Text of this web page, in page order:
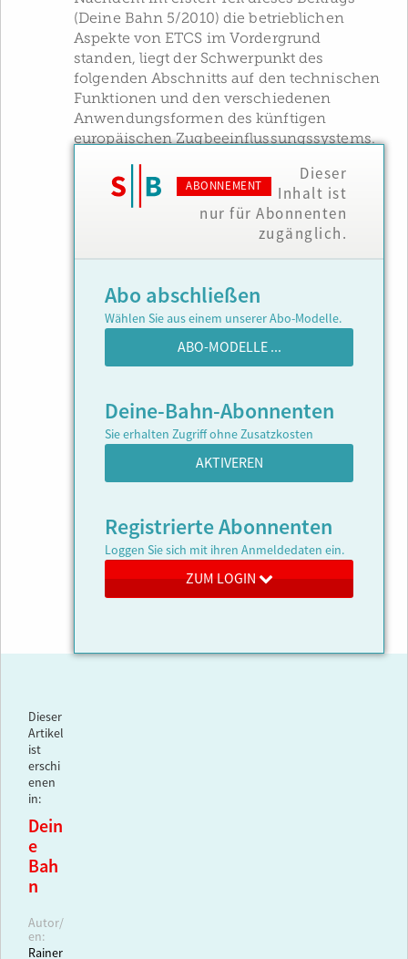
(Deine Bahn 5/2010) die betrieblichen
Aspekte von ETCS im Vordergrund
standen, liegt der Schwerpunkt des
folgenden Abschnitts auf den technischen
Funktionen und den verschiedenen
Anwendungsformen des künftigen
europäischen Zugbeeinflussungssystems.
ABONNEMENT
Dieser
Inhalt ist
nur für Abonnenten
zugänglich.
Abo abschließen
Wählen Sie aus einem unserer Abo-Modelle.
ABO-MODELLE ...
Deine-Bahn-Abonnenten
Sie erhalten Zugriff ohne Zusatzkosten
AKTIVEREN
Registrierte Abonnenten
Loggen Sie sich mit ihren Anmeldedaten ein.
ZUM LOGIN
Dieser
Artikel
ist
erschi
enen
in:
Dein
e
Bah
n
Autor/
en:
Rainer